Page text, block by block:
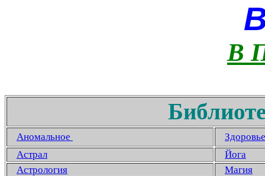
В
Аномальное
Здоровье
Астрал
Йога
Астрология
Магия